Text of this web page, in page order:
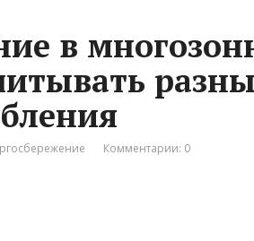
в
Комментарии: 0